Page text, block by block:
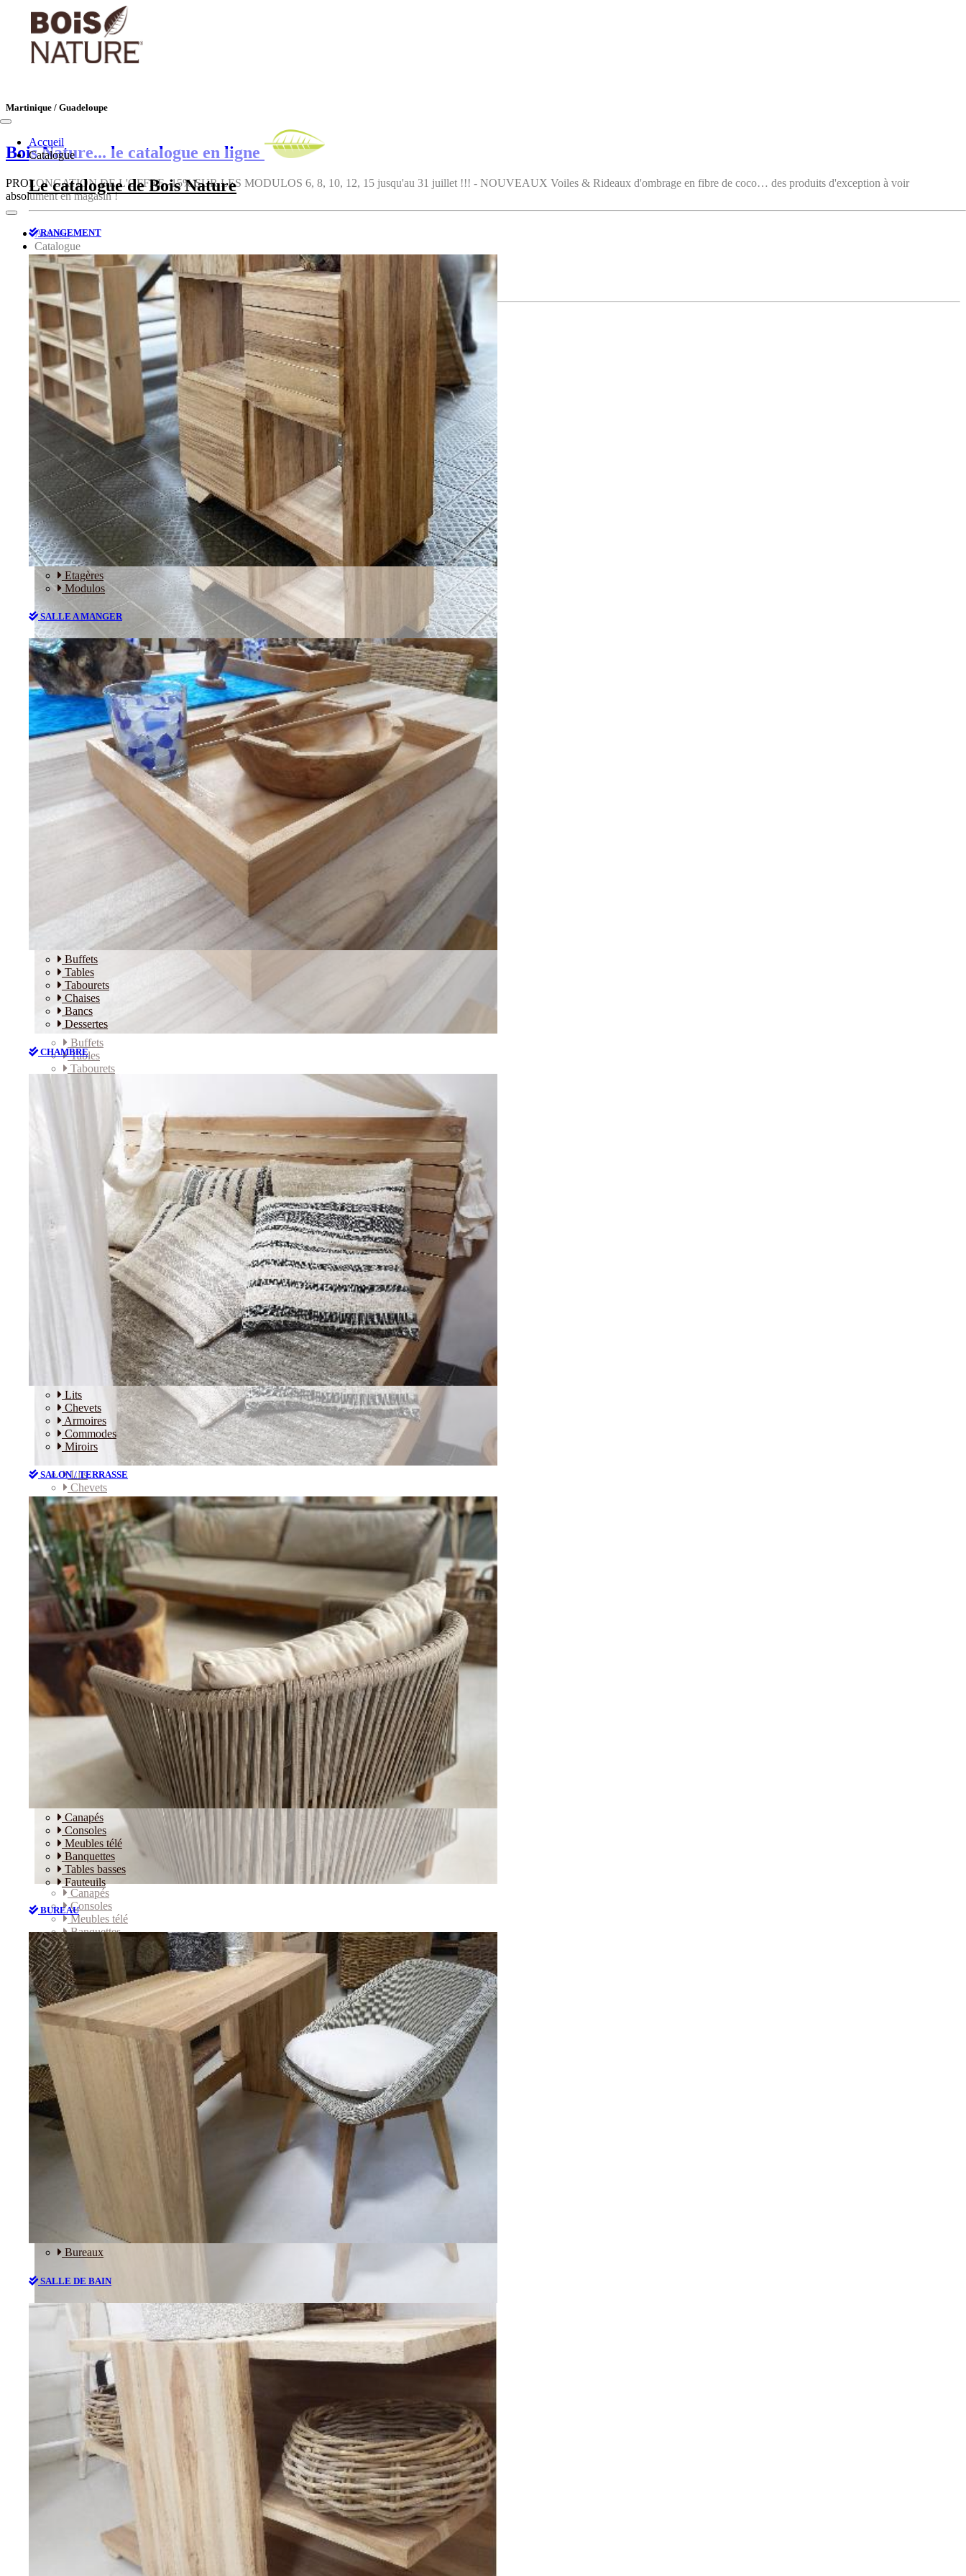
Martinique / Guadeloupe
Bois Nature... le catalogue en ligne
PROLONGATION DE L'OFFRE -15% SUR LES MODULOS 6, 8, 10, 12, 15 jusqu'au 31 juillet !!! - NOUVEAUX Voiles & Rideaux d'ombrage en fibre de coco… des produits d'exception à voir
absolument en magasin !
Accueil
Catalogue
Le catalogue de Bois Nature
RANGEMENT
Etagères
Modulos
SALLE A MANGER
Buffets
Tables
Tabourets
Chaises
Bancs
Dessertes
CHAMBRE
Lits
Chevets
Armoires
Commodes
Miroirs
SALON / TERRASSE
Canapés
Consoles
Meubles télé
Banquettes
Tables basses
Fauteuils
BUREAU
Bureaux
SALLE DE BAIN
Accueil
Catalogue
Le catalogue de Bois Nature
RANGEMENT
Etagères
Modulos
SALLE A MANGER
Buffets
Tables
Tabourets
CHAMBRE
Lits
Chevets
Armoires
Commodes
Miroirs
SALON / TERRASSE
Canapés
Consoles
Meubles télé
Banquettes
Tables basses
Fauteuils
BUREAU
Bureaux
SALLE DE BAIN